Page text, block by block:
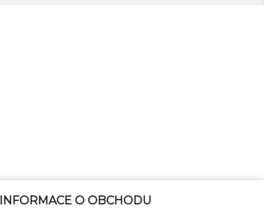
INFORMACE O OBCHODU